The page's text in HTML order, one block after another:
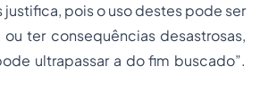
justifica, pois o uso destes pode ser
ter consequências desastrosas,
ultrapassar a do fim buscado”.